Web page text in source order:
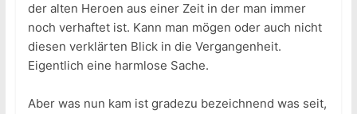
der alten Heroen aus einer Zeit in der man immer
noch verhaftet ist. Kann man mögen oder auch nicht
diesen verklärten Blick in die Vergangenheit.
Eigentlich eine harmlose Sache.
Aber was nun kam ist gradezu bezeichnend was seit,